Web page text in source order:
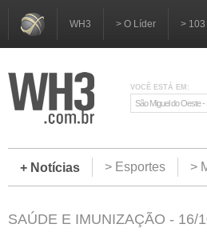
WH3 > O Líder > 103
VOCÊ ESTÁ EM:
São Miguel do Oeste -
+ Notícias > Esportes >
SAÚDE E IMUNIZAÇÃO - 16/